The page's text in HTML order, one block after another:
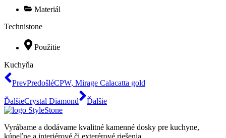
Materiál
Technistone
Použitie
Kuchyňa
PrevPredošléCPW, Mirage Calacatta gold
ĎalšieCrystal Diamond Ďalšie
Vyrábame a dodávame kvalitné kamenné dosky pre kuchyne,
kúpeľne a interiérové či exterérové riešenia.